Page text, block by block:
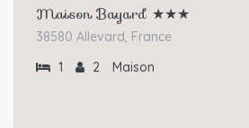
Maison Bayard ★★★
38580 Allevard, France
1
2 Maison